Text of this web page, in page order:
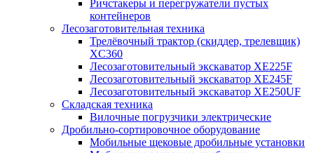
Ричстакеры и перегружатели пустых
контейнеров
Лесозаготовительная техника
Трелёвочный трактор (скиддер, трелевщик)
XC360
Лесозаготовительный экскаватор XE225F
Лесозаготовительный экскаватор XE245F
Лесозаготовительный экскаватор XE250UF
Складская техника
Вилочные погрузчики электрические
Дробильно-сортировочное оборудование
Мобильные щековые дробильные установки